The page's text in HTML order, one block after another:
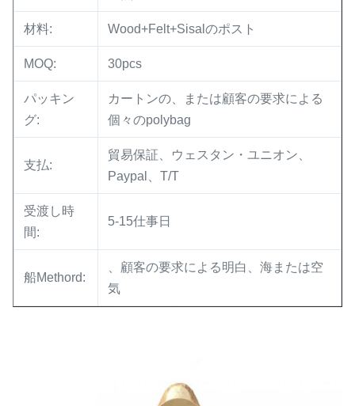
材料: Wood+Felt+Sisalのポスト
MOQ: 30pcs
パッキン
グ:
カートンの、または顧客の要求による
個々のpolybag
支払:
貿易保証、ウェスタン・ユニオン、
Paypal、T/T
受渡し時
間:
5-15仕事日
船Methord:
、顧客の要求による明白、海または空
気